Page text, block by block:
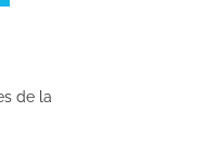
de la